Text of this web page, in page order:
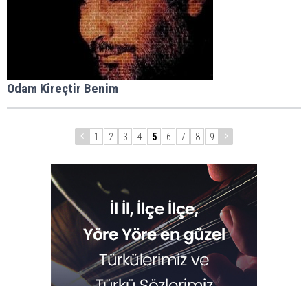
Odam Kireçtir Benim
1 2 3 4 5 6 7 8 9